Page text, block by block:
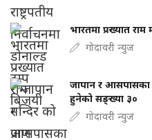
भारतमा प्रख्यात राम
गोदावरी न्युज
जापान र आसपासका
हुनेको सङ्ख्या ३०
गोदावरी न्युज